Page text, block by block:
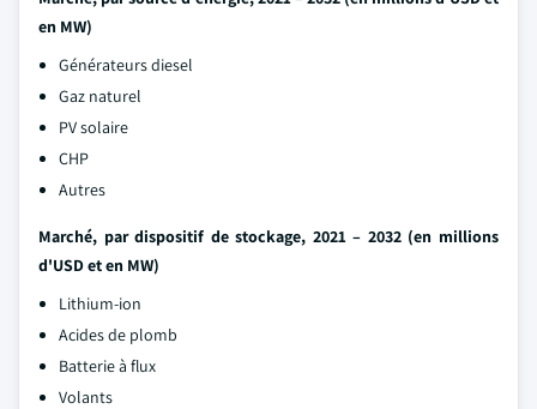
en MW)
Générateurs diesel
Gaz naturel
PV solaire
CHP
Autres
Marché, par dispositif de stockage, 2021 – 2032(en millions
d'USD et en MW)
Lithium-ion
Acides de plomb
Batterie à flux
Volants